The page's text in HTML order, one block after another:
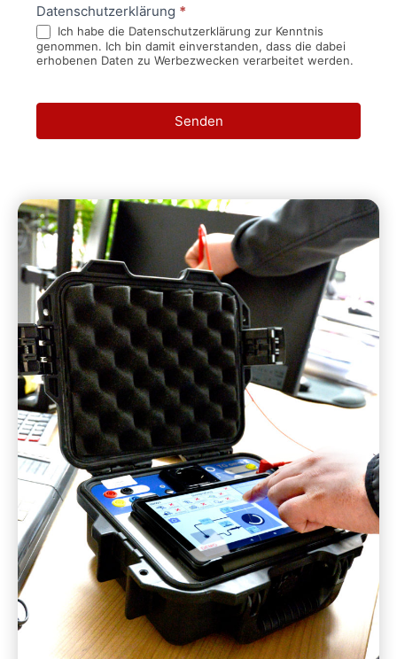
Datenschutzerklärung *
Ich habe die Datenschutzerklärung zur Kenntnis
genommen. Ich bin damit einverstanden, dass die dabei
erhobenen Daten zu Werbezwecken verarbeitet werden.
Senden